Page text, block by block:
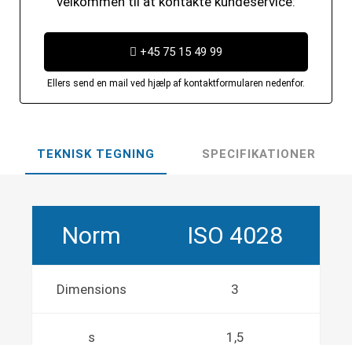
+45 75 15 49 99
Ellers send en mail ved hjælp af kontaktformularen nedenfor.
TEKNISK TEGNING SPECIFIKATIONER
Norm ISO 4028
Dimensions 3
s 1,5